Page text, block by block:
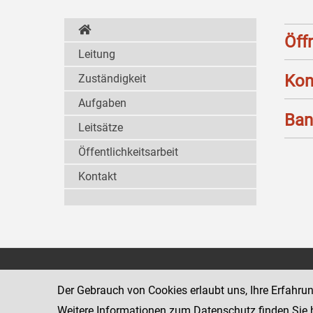
Leitung
Zuständigkeit
Aufgaben
Leitsätze
Öffentlichkeitsarbeit
Kontakt
www.justiz.gv.at/stak
Der Gebrauch von Cookies erlaubt uns, Ihre